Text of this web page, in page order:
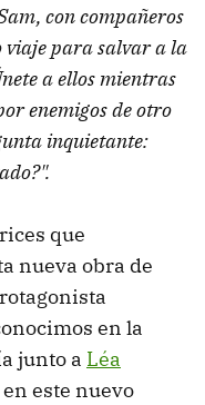
con compañeros
viaje para salvar a la
a ellos mientras
enemigos de otro
inquietante:
que
nueva obra de
en la
junto a Léa
este nuevo